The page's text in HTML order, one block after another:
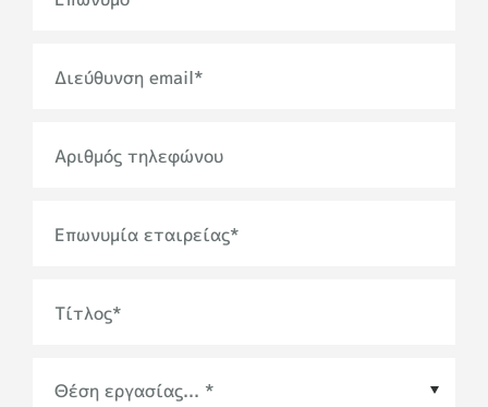
Διεύθυνση email*
Αριθμός τηλεφώνου
Επωνυμία εταιρείας*
Τίτλος*